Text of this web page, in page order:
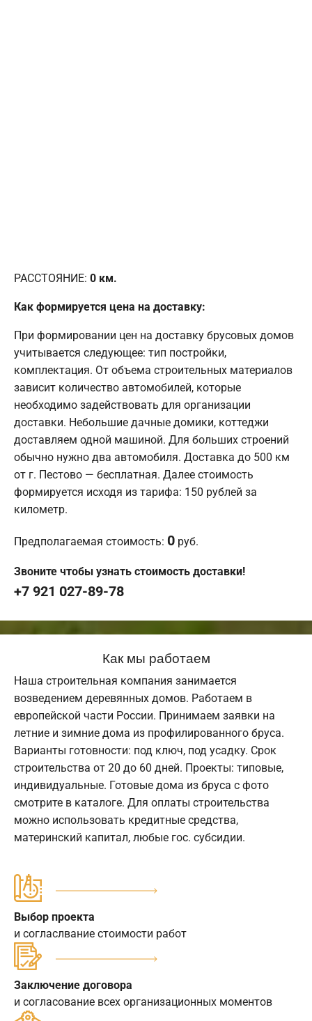
РАССТОЯНИЕ: 0 км.
Как формируется цена на доставку:
При формировании цен на доставку брусовых домов
учитывается следующее: тип постройки,
комплектация. От объема строительных материалов
зависит количество автомобилей, которые
необходимо задействовать для организации
доставки. Небольшие дачные домики, коттеджи
доставляем одной машиной. Для больших строений
обычно нужно два автомобиля. Доставка до 500 км
от г. Пестово — бесплатная. Далее стоимость
формируется исходя из тарифа: 150 рублей за
километр.
Предполагаемая стоимость: 0 руб.
Звоните чтобы узнать стоимость доставки!
+7 921 027-89-78
Как мы работаем
Наша строительная компания занимается
возведением деревянных домов. Работаем в
европейской части России. Принимаем заявки на
летние и зимние дома из профилированного бруса.
Варианты готовности: под ключ, под усадку. Срок
строительства от 20 до 60 дней. Проекты: типовые,
индивидуальные. Готовые дома из бруса с фото
смотрите в каталоге. Для оплаты строительства
можно использовать кредитные средства,
материнский капитал, любые гос. субсидии.
Выбор проекта
и согласлвание стоимости работ
Заключение договора
и согласование всех организационных моментов